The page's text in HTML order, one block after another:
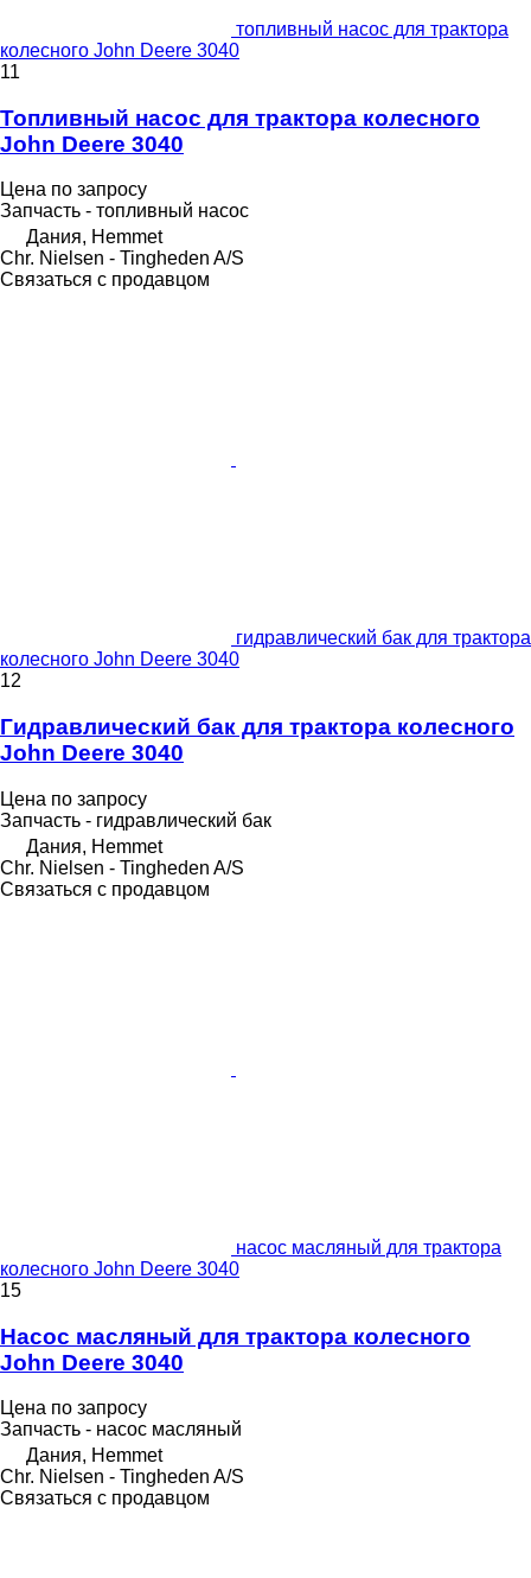
топливный насос для трактора
колесного John Deere 3040
11
Топливный насос для трактора колесного
John Deere 3040
Цена по запросу
Запчасть - топливный насос
Дания, Hemmet
Chr. Nielsen - Tingheden A/S
Связаться с продавцом
гидравлический бак для трактора
колесного John Deere 3040
12
Гидравлический бак для трактора колесного
John Deere 3040
Цена по запросу
Запчасть - гидравлический бак
Дания, Hemmet
Chr. Nielsen - Tingheden A/S
Связаться с продавцом
насос масляный для трактора
колесного John Deere 3040
15
Насос масляный для трактора колесного
John Deere 3040
Цена по запросу
Запчасть - насос масляный
Дания, Hemmet
Chr. Nielsen - Tingheden A/S
Связаться с продавцом